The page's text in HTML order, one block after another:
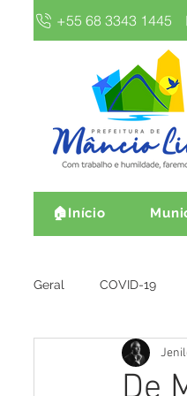
+55 68 3343 1445
🏠Início
Geral COVID-19
Gestão e Finanças